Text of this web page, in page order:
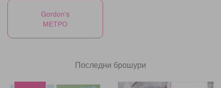
Gordon's
МЕТРО
Последни брошури